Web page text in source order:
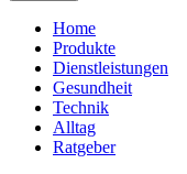
Home
Produkte
Dienstleistungen
Gesundheit
Technik
Alltag
Ratgeber